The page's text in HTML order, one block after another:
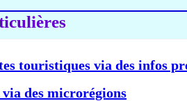
touristiques via des infos
des microrégions